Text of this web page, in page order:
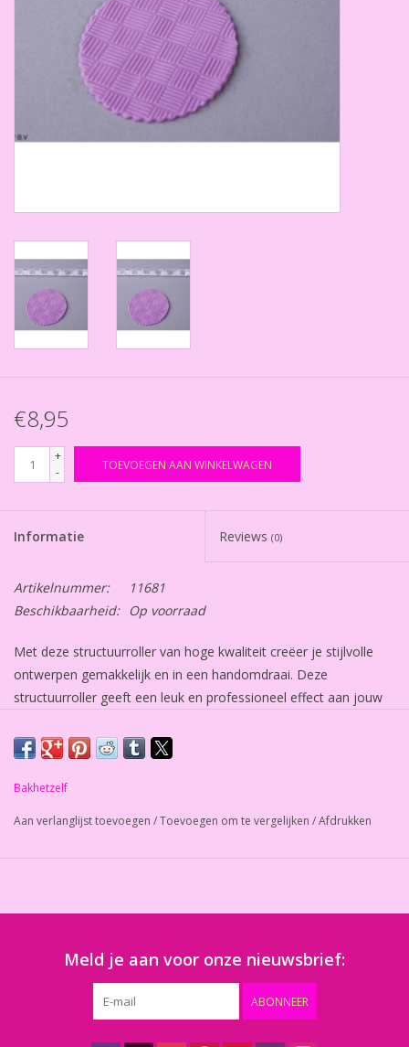
Cadeaubonnen
€8,95
+
-
TOEVOEGEN AAN WINKELWAGEN
Informatie Reviews (0)
Artikelnummer:
11681
Beschikbaarheid:
Op voorraad
Met deze structuurroller van hoge kwaliteit creëer je stijlvolle
ontwerpen gemakkelijk en in een handomdraai. Deze
structuurroller geeft een leuk en professioneel effect aan jouw
Bakhetzelf
Aan verlanglijst toevoegen /Toevoegen om te vergelijken /Afdrukken
Meld je aan voor onze nieuwsbrief:
ABONNEER